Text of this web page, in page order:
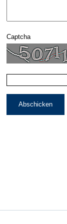
Captcha
Abschicken